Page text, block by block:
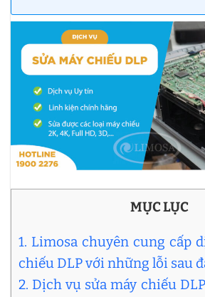
MỤC LỤC
1. Limosa chuyên cung cấp
chiếu DLP với những lỗi sau
2. Dịch vụ sửa máy chiếu